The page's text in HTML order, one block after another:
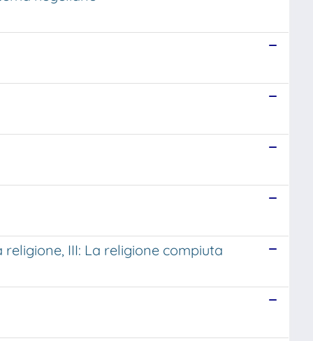
III: La religione compiuta